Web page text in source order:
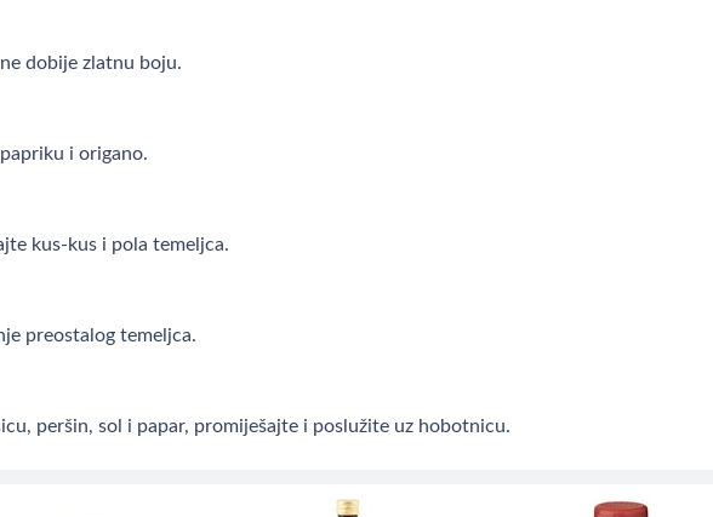
dobije zlatnu boju.
i origano.
kus-kus i pola temeljca.
preostalog temeljca.
peršin, sol i papar, promiješajte i poslužite uz hobotnicu.